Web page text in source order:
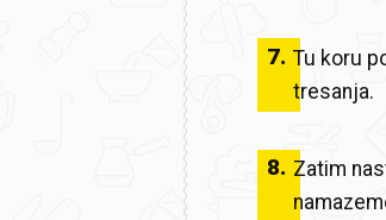
7. Tu koru
tresanja.
8. Zatim